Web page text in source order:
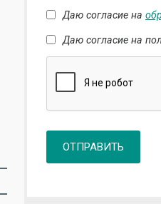
Даю согласие на
Даю согласие на
ОТПРАВИТЬ